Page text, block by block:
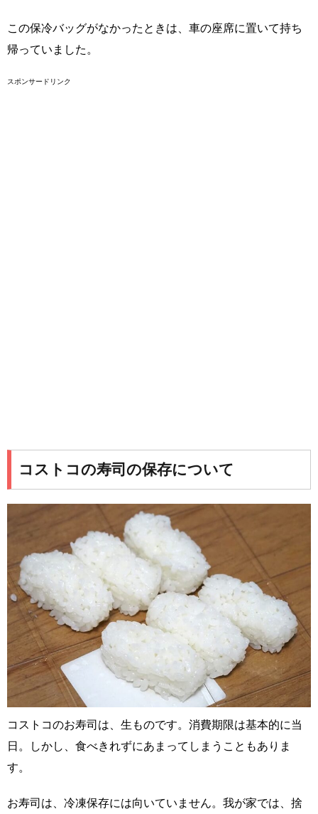
この保冷バッグがなかったときは、車の座席に置いて持ち
帰っていました。
スポンサードリンク
コストコの寿司の保存について
コストコのお寿司は、生ものです。消費期限は基本的に当
日。しかし、食べきれずにあまってしまうこともありま
す。
お寿司は、冷凍保存には向いていません。我が家では、捨